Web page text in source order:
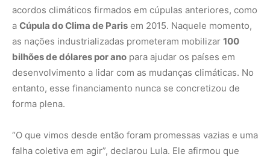
acordos climáticos firmados em cúpulas anteriores, como
a Cúpula do Clima de Paris em 2015. Naquele momento,
as nações industrializadas prometeram mobilizar 100
bilhões de dólares por ano para ajudar os países em
desenvolvimento a lidar com as mudanças climáticas. No
entanto, esse financiamento nunca se concretizou de
forma plena.
“O que vimos desde então foram promessas vazias e uma
falha coletiva em agir”, declarou Lula. Ele afirmou que